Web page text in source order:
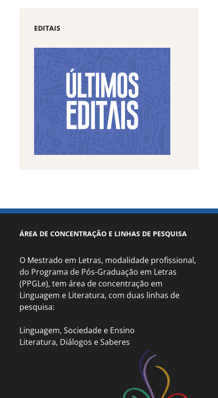
EDITAIS
ÁREA DE CONCENTRAÇÃO E LINHAS DE PESQUISA
O Mestrado em Letras, modalidade profissional,
do Programa de Pós-Graduação em Letras
(PPGLe), tem área de concentração em
Linguagem e Literatura, com duas linhas de
pesquisa:
Linguagem, Sociedade e Ensino
Literatura, Diálogos e Saberes